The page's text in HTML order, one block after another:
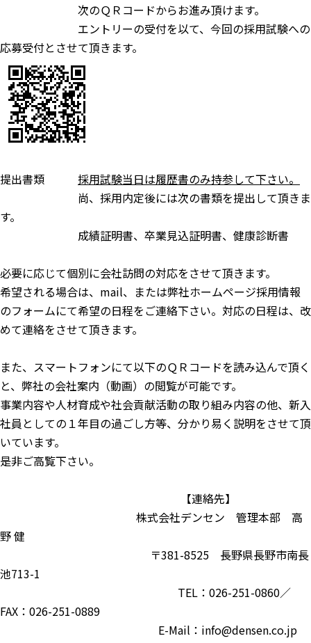
次のＱＲコードからお進み頂けます。
エントリーの受付を以て、今回の採用試験への
応募受付とさせて頂きます。
提出書類 採用試験当日は履歴書のみ持参して下さい。
尚、採用内定後には次の書類を提出して頂きま
す。
成績証明書、卒業見込証明書、健康診断書
必要に応じて個別に会社訪問の対応をさせて頂きます。
希望される場合は、mail、または弊社ホームページ採用情報
のフォームにて希望の日程をご連絡下さい。対応の日程は、改
めて連絡をさせて頂きます。
また、スマートフォンにて以下のＱＲコードを読み込んで頂く
と、弊社の会社案内（動画）の閲覧が可能です。
事業内容や人材育成や社会貢献活動の取り組み内容の他、新入
社員としての１年目の過ごし方等、分かり易く説明をさせて頂
いています。
是非ご高覧下さい。
【連絡先】
株式会社デンセン 管理本部 高
野 健
〒381-8525 長野県長野市南長
池713-1
TEL：026-251-0860／
FAX：026-251-0889
E-Mail：info@densen.co.jp